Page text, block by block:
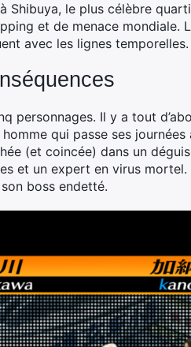
Shibuya, le plus célèbre
et de menace mondiale.
avec les lignes temporelles.
personnages. Il y a tout
qui passe ses
(et coincée) dans un
et un expert en virus
boss endetté.